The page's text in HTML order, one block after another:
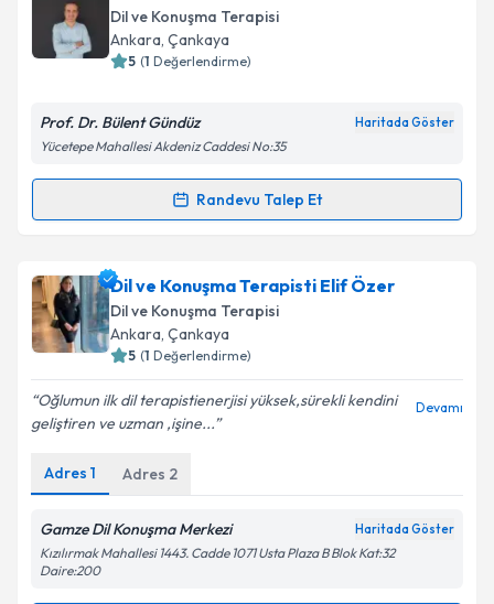
Kahramaneriçin randevu takvimi talebi oluşturun.
Size bu uzmandan randevu almanız için bir takvim
hazırlandığında e-posta ile bilgilendireceğiz.
Kişisel verilerimin işlenmesine ilişkin
Takvim Talebini Gönder
Dil ve Konuşma Terapisi
Ankara, Çankaya
5 (1 Değerlendirme)
Prof. Dr. Bülent Gündüz Haritada Göster
Yücetepe Mahallesi Akdeniz Caddesi No:35
Randevu Talep Et
Randevu Takvimi Talebi
Prof. Dr. Bülent Gündüziçin randevu takvimi talebi
oluşturun. Size bu uzmandan randevu almanız için bir
takvim hazırlandığında e-posta ile bilgilendireceğiz.
Kişisel verilerimin işlenmesine ilişkin
Metni'ni okudum ve kişisel verilerimin belirtilen
kapsamda işlenmesini kabul ediyorum.
Dil ve Konuşma Terapisti Elif Özer
Dil ve Konuşma Terapisi
Ankara, Çankaya
5 (1 Değerlendirme)
Oğlumun ilk dil terapistienerjisi yüksek,sürekli kendini
geliştiren ve uzman ,işine...
Devamı
Adres 1 Adres 2
Gamze Dil Konuşma Merkezi Haritada Göster
Kızılırmak Mahallesi 1443. Cadde 1071 Usta Plaza B Blok Kat:32
Daire:200